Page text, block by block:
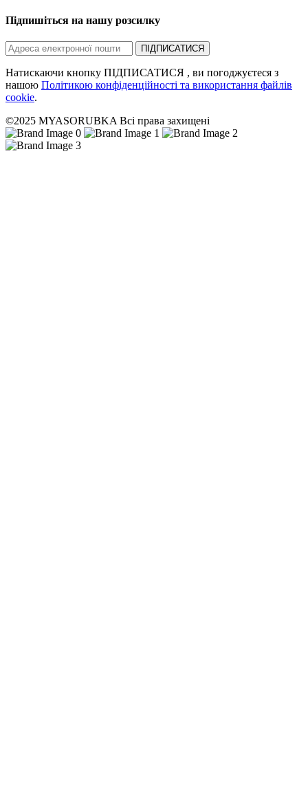
Підпишіться на нашу розсилку
ПІДПИСАТИСЯ
Натискаючи кнопку ПІДПИСАТИСЯ , ви погоджуєтеся з
нашою Політикою конфіденційності та використання файлів
cookie.
©2025 MYASORUBKA Всі права захищені